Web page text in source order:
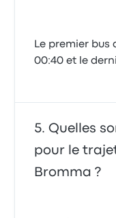
Le premier bus
00:40 et le
Quelles
pour le
Bromma ?